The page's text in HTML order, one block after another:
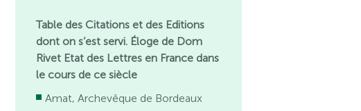
Table des Citations et des Editions
dont on s’est servi. Éloge de Dom
Rivet Etat des Lettres en France dans
le cours de ce siècle
Amat, Archevêque de Bordeaux